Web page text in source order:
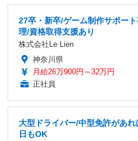
27卒・新卒/ゲーム制作サポー
理/資格取得支援あり
株式会社Le Lien
神奈川県
月給26万900円～32万円
正社員
大型ドライバー/中型免許があ
日もOK